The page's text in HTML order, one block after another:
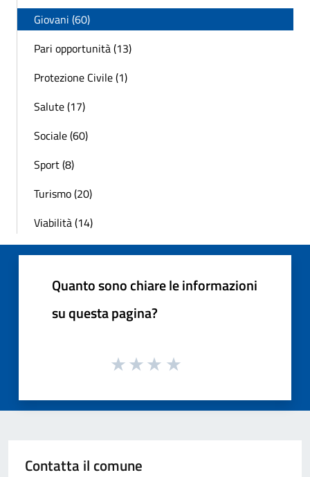
Giovani (60)
Pari opportunità (13)
Protezione Civile (1)
Salute (17)
Sociale (60)
Sport (8)
Turismo (20)
Viabilità (14)
Quanto sono chiare le informazioni
su questa pagina?
Contatta il comune